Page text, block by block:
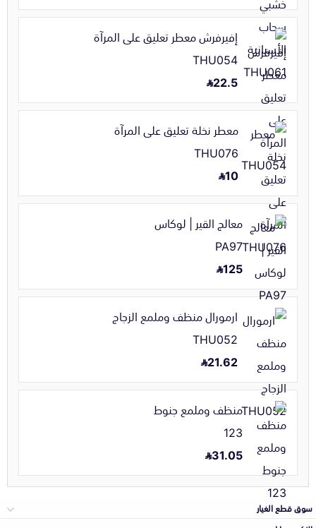
إفيرفرش معطر تعليق على المرآة
THU054
22.5
معطر نخلة تعليق على المرآة
THU076
10
معالج القير | لوكاس
PA97
125
ارمورال منظف وملمع الزجاج
THU052
21.62
منظف وملمع جنوط
123
31.05
سوق قطع الغيار